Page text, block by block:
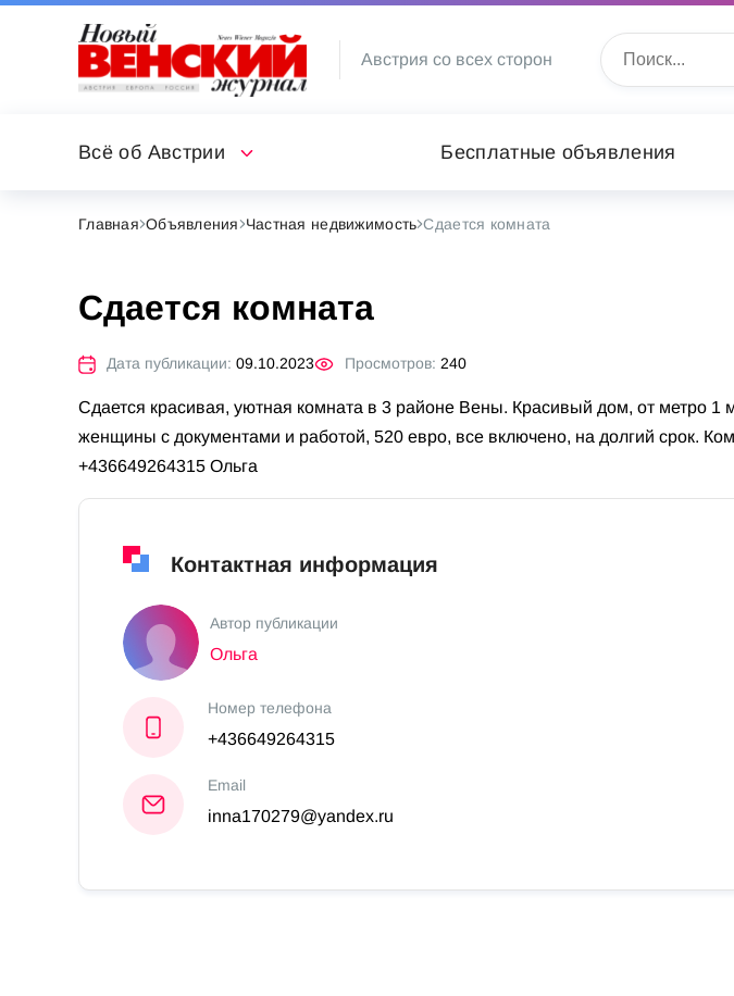
Австрия со всех сторон
Всё об Австрии Бесплатные объявления
Главная Объявления Частная недвижимость Сдается комната
Сдается комната
Дата публикации: 09.10.2023 Просмотров: 240
Сдается красивая, уютная комната в 3 районе Вены. Красивый дом, от метро 1
женщины с документами и работой, 520 евро, все включено, на долгий срок.
+436649264315 Ольга
Контактная информация
Автор публикации
Ольга
Номер телефона
+436649264315
Email
inna170279@yandex.ru